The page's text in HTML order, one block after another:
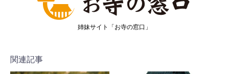
姉妹サイト「お寺の窓口」
関連記事